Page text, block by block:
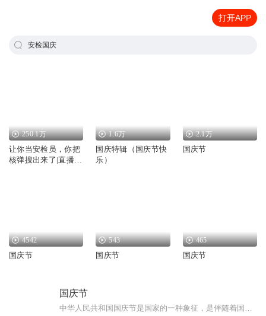
打开APP
安检国庆
250.1万
让你当安检员，你把
核弹搜出来了|直播&
1.6万
国庆特辑（国庆节快
乐）
2.1万
国庆节
4542
国庆节
543
国庆节
465
国庆节
国庆节